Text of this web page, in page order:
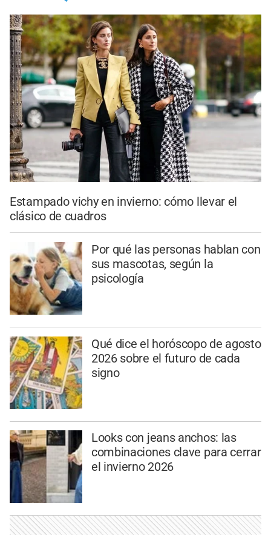
Estampado vichy en invierno: cómo llevar el
clásico de cuadros
Por qué las personas hablan con
sus mascotas, según la
psicología
Qué dice el horóscopo de agosto
2026 sobre el futuro de cada
signo
Looks con jeans anchos: las
combinaciones clave para cerrar
el invierno 2026